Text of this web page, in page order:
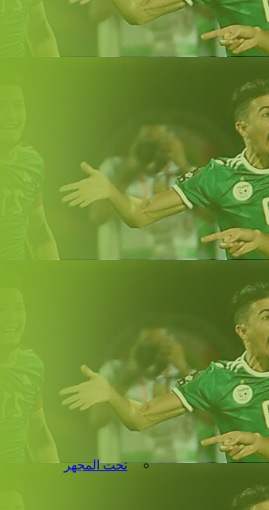
تحت المجهر